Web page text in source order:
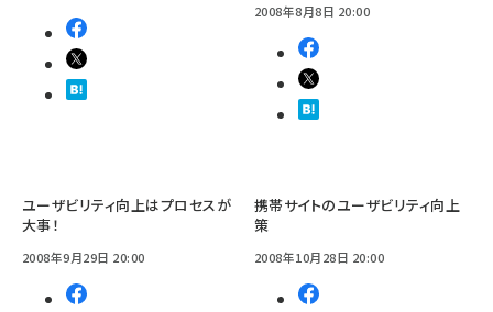
2008年8月8日 20:00
ユーザビリティ向上はプロセスが
大事！
2008年9月29日 20:00
携帯サイトのユーザビリティ向上
策
2008年10月28日 20:00